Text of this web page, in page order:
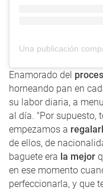
Enamorado del
horneando pan en
su labor diaria, a
al día. "Por supuesto,
empezamos a
de ellos, de
baguete era la mejor
en ese momento
perfeccionarla, y que